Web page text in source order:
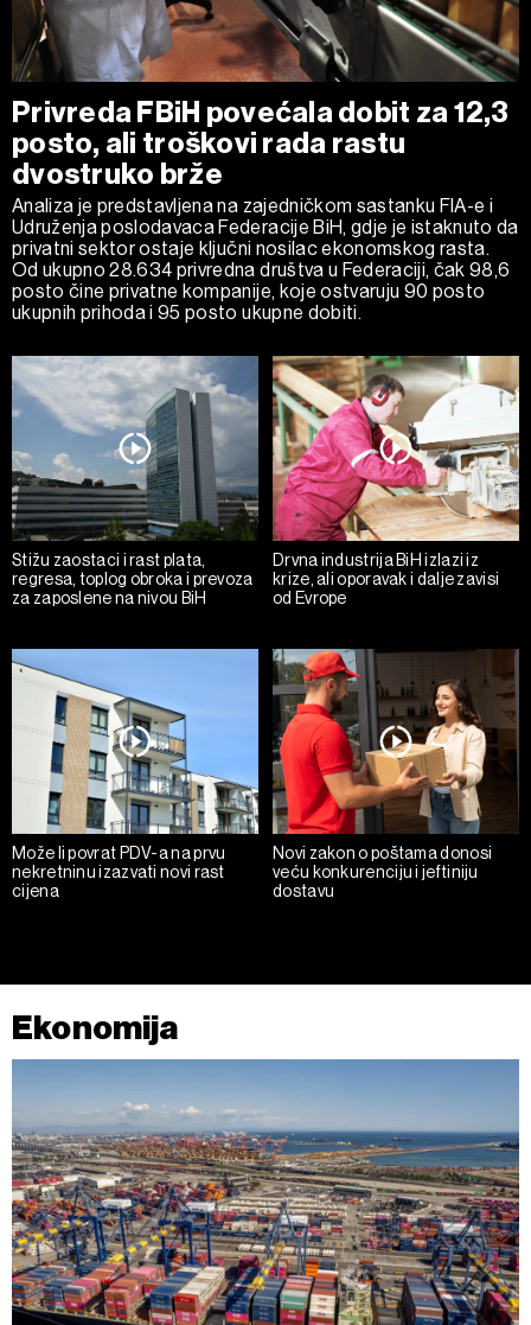
Privreda FBiH povećala dobit za 12,3
posto, ali troškovi rada rastu
dvostruko brže
Analiza je predstavljena na zajedničkom sastanku FIA-e i
Udruženja poslodavaca Federacije BiH, gdje je istaknuto da
privatni sektor ostaje ključni nosilac ekonomskog rasta.
Od ukupno 28.634 privredna društva u Federaciji, čak 98,6
posto čine privatne kompanije, koje ostvaruju 90 posto
ukupnih prihoda i 95 posto ukupne dobiti.
Stižu zaostaci i rast plata,
regresa, toplog obroka i prevoza
za zaposlene na nivou BiH
Drvna industrija BiH izlazi iz
krize, ali oporavak i dalje zavisi
od Evrope
Može li povrat PDV-a na prvu
nekretninu izazvati novi rast
cijena
Novi zakon o poštama donosi
veću konkurenciju i jeftiniju
dostavu
Ekonomija